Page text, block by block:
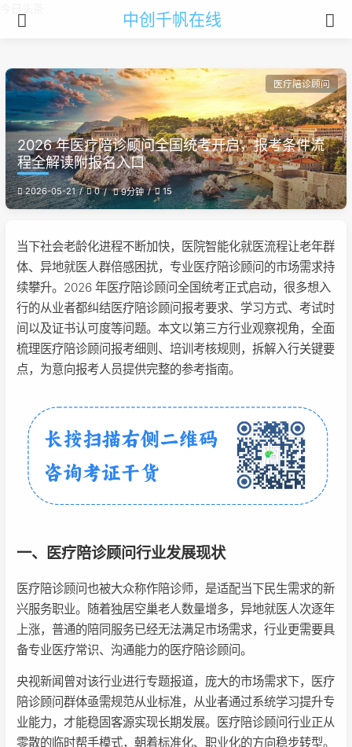
中创千帆在线
医疗陪诊顾问
2026 年医疗陪诊顾问全国统考开启，报考条件流
程全解读附报名入口
2026-05-21 0 9分钟 15
当下社会老龄化进程不断加快，医院智能化就医流程让老年群
体、异地就医人群倍感困扰，专业医疗陪诊顾问的市场需求持
续攀升。2026 年医疗陪诊顾问全国统考正式启动，很多想入
行的从业者都纠结医疗陪诊顾问报考要求、学习方式、考试时
间以及证书认可度等问题。本文以第三方行业观察视角，全面
梳理医疗陪诊顾问报考细则、培训考核规则，拆解入行关键要
点，为意向报考人员提供完整的参考指南。
一、医疗陪诊顾问行业发展现状
医疗陪诊顾问也被大众称作陪诊师，是适配当下民生需求的新
兴服务职业。随着独居空巢老人数量增多，异地就医人次逐年
上涨，普通的陪同服务已经无法满足市场需求，行业更需要具
备专业医疗常识、沟通能力的医疗陪诊顾问。
央视新闻曾对该行业进行专题报道，庞大的市场需求下，医疗
陪诊顾问群体亟需规范从业标准，从业者通过系统学习提升专
业能力，才能稳固客源实现长期发展。医疗陪诊顾问行业正从
零散的临时帮手模式，朝着标准化、职业化的方向稳步转型。